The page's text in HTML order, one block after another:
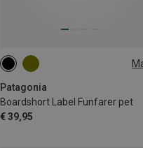
Patagonia
Boardshort Label Funfarer pet
€ 39,95
ONE SIZE